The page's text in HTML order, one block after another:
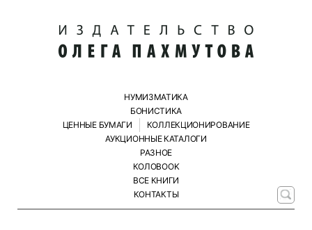
НУМИЗМАТИКА
БОНИСТИКА
ЦЕННЫЕ БУМАГИ
КОЛЛЕКЦИОНИРОВАНИЕ
АУКЦИОННЫЕ КАТАЛОГИ
РАЗНОЕ
КОЛОBOOK
ВСЕ КНИГИ
КОНТАКТЫ